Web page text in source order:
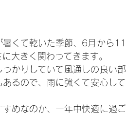
くて乾いた季節、6月から
大きく関わってきます。
かりしていて風通しの良い
るので、雨に強くて安心し
めなのか、一年中快適に過